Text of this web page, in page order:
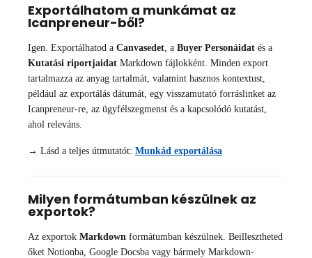
Exportálhatom a munkámat az
Icanpreneur-ből?
Igen. Exportálhatod a Canvasedet , a Buyer Personáidat és a
Kutatási riportjaidat Markdown fájlokként. Minden export
tartalmazza az anyag tartalmát, valamint hasznos kontextust,
például az exportálás dátumát, egy visszamutató forráslinket az
Icanpreneur-re, az ügyfélszegmenst és a kapcsolódó kutatást,
ahol releváns.
→ Lásd a teljes útmutatót: Munkád exportálása
Milyen formátumban készülnek az
exportok?
Az exportok Markdown formátumban készülnek. Beillesztheted
őket Notionba, Google Docsba vagy bármely Markdown-